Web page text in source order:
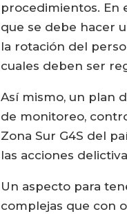
procedimientos. En
que se debe hacer
la rotación del
cuales deben ser
Así mismo, un plan
de monitoreo,
Zona Sur G4S del
las acciones
Un aspecto para
complejas que con